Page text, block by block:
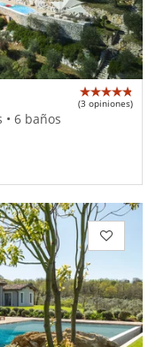
(3 opiniones)
6 baños